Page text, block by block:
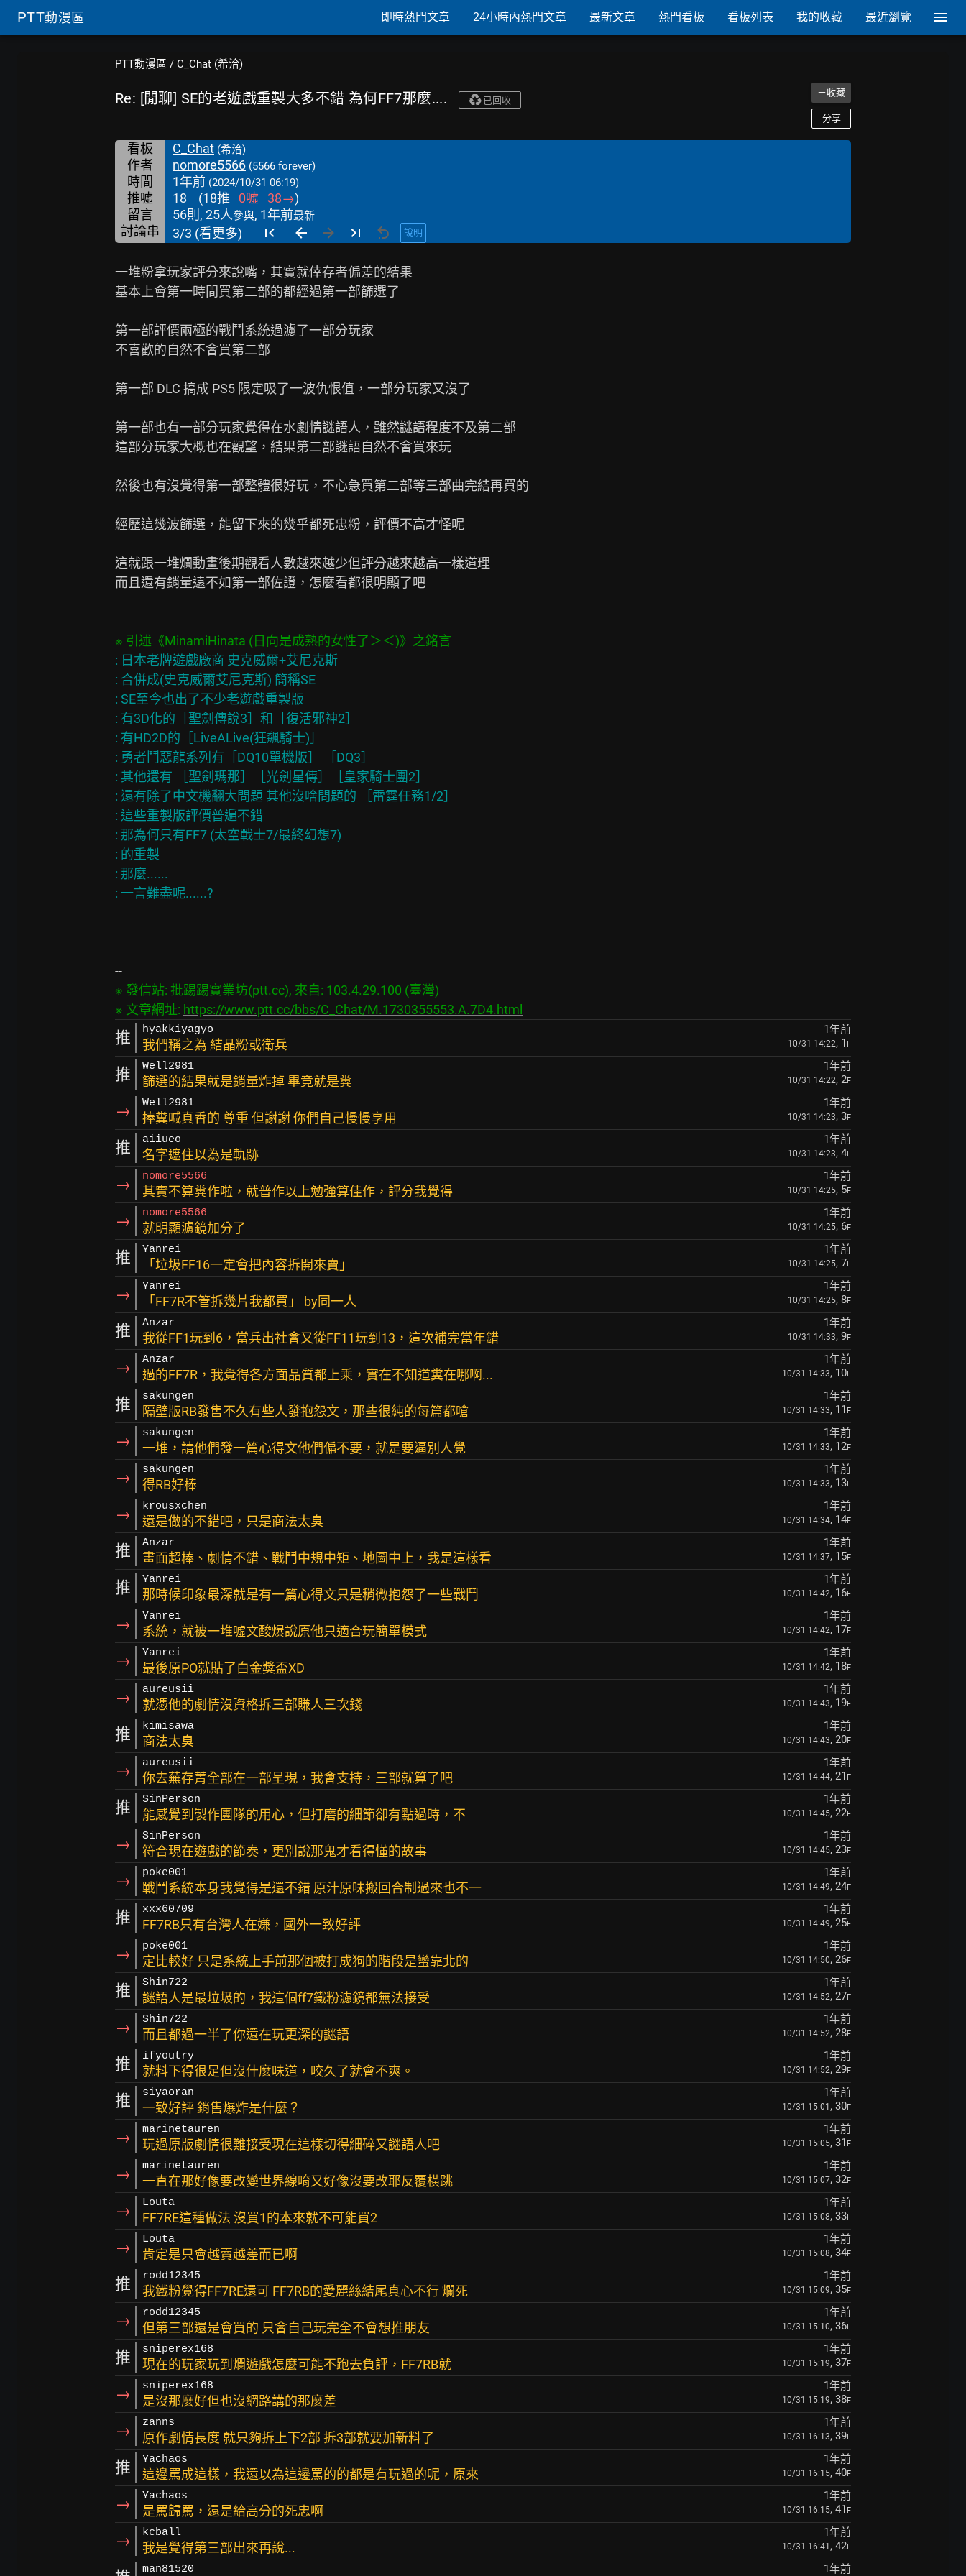
PTT動漫區 即時熱門文章 24小時內熱門文章 最新文章 熱門看板 看板列表 我的收藏 最近瀏覽
PTT動漫區 / C_Chat (希洽)
Re: [閒聊] SE的老遊戲重製大多不錯 為何FF7那麼.... 已回收
＋收藏
分享
看板 C_Chat (希洽)
作者 nomore5566 (5566 forever)
時間 1年前 (2024/10/31 06:19)
推噓 18 (18推 0噓 38→)
留言
56則, 25人參與, 1年前最新
討論串 3/3 (看更多) 說明
一堆粉拿玩家評分來說嘴，其實就倖存者偏差的結果
基本上會第一時間買第二部的都經過第一部篩選了
第一部評價兩極的戰鬥系統過濾了一部分玩家
不喜歡的自然不會買第二部
第一部 DLC 搞成 PS5 限定吸了一波仇恨值，一部分玩家又沒了
第一部也有一部分玩家覺得在水劇情謎語人，雖然謎語程度不及第二部
這部分玩家大概也在觀望，結果第二部謎語自然不會買來玩
然後也有沒覺得第一部整體很好玩，不心急買第二部等三部曲完結再買的
經歷這幾波篩選，能留下來的幾乎都死忠粉，評價不高才怪呢
這就跟一堆爛動畫後期觀看人數越來越少但評分越來越高一樣道理
而且還有銷量遠不如第一部佐證，怎麼看都很明顯了吧
: 日本老牌遊戲廠商 史克威爾+艾尼克斯
: 合併成(史克威爾艾尼克斯) 簡稱SE
: SE至今也出了不少老遊戲重製版
: 有3D化的［聖劍傳說3］和［復活邪神2］
: 有HD2D的［LiveALive(狂飆騎士)］
: 勇者鬥惡龍系列有［DQ10單機版］ ［DQ3］
: 其他還有 ［聖劍瑪那］［光劍星傳］［皇家騎士團2］
: 還有除了中文機翻大問題 其他沒啥問題的 ［雷霆任務1/2］
: 這些重製版評價普遍不錯
: 那為何只有FF7 (太空戰士7/最終幻想7)
: 的重製
: 那麼......
※ 發信站: 批踢踢實業坊(ptt.cc), 來自: 103.4.29.100 (臺灣)
※ 文章網址: https://www.ptt.cc/bbs/C_Chat/M.1730355553.A.7D4.html
推 hyakkiyagyo 1年前
我們稱之為 結晶粉或衛兵 10/31 14:22, 1 F
推 Well2981 1年前
篩選的結果就是銷量炸掉 畢竟就是糞 10/31 14:22, 2F
→ Well2981 1年前
捧糞喊真香的 尊重 但謝謝 你們自己慢慢享用 10/31 14:23, 3F
推 aiiueo 1年前
名字遮住以為是軌跡 10/31 14:23, 4F
→ nomore5566 1年前
其實不算糞作啦，就普作以上勉強算佳作，評分我覺得 10/31 14:25, 5F
→ nomore5566 1年前
就明顯濾鏡加分了 10/31 14:25, 6F
推 Yanrei 1年前
「垃圾FF16一定會把內容拆開來賣」 10/31 14:25, 7F
→ Yanrei 1年前
「FF7R不管拆幾片我都買」 by同一人 10/31 14:25, 8F
推 Anzar 1年前
我從FF1玩到6，當兵出社會又從FF11玩到13，這次補完當年錯 10/31 14:33, 9F
→ Anzar 1年前
過的FF7R，我覺得各方面品質都上乘，實在不知道糞在哪啊... 10/31 14:33, 10F
推 sakungen 1年前
隔壁版RB發售不久有些人發抱怨文，那些很純的每篇都嗆 10/31 14:33, 11 F
→ sakungen 1年前
一堆，請他們發一篇心得文他們偏不要，就是要逼別人覺 10/31 14:33, 12F
→ sakungen 1年前
得RB好棒 10/31 14:33, 13F
→ krousxchen 1年前
還是做的不錯吧，只是商法太臭 10/31 14:34, 14F
推 Anzar 1年前
畫面超棒、劇情不錯、戰鬥中規中矩、地圖中上，我是這樣看 10/31 14:37, 15F
推 Yanrei 1年前
那時候印象最深就是有一篇心得文只是稍微抱怨了一些戰鬥 10/31 14:42, 16F
→ Yanrei 1年前
系統，就被一堆噓文酸爆說原他只適合玩簡單模式 10/31 14:42, 17F
→ Yanrei 1年前
最後原PO就貼了白金獎盃XD 10/31 14:42, 18F
→ aureusii 1年前
就憑他的劇情沒資格拆三部賺人三次錢 10/31 14:43, 19F
推 kimisawa 1年前
商法太臭 10/31 14:43, 20F
→ aureusii 1年前
你去蕪存菁全部在一部呈現，我會支持，三部就算了吧 10/31 14:44, 21 F
推 SinPerson 1年前
能感覺到製作團隊的用心，但打磨的細節卻有點過時，不 10/31 14:45, 22F
→ SinPerson 1年前
符合現在遊戲的節奏，更別說那鬼才看得懂的故事 10/31 14:45, 23F
→ poke001 1年前
戰鬥系統本身我覺得是還不錯 原汁原味搬回合制過來也不一 10/31 14:49, 24F
推 xxx60709 1年前
FF7RB只有台灣人在嫌，國外一致好評 10/31 14:49, 25F
→ poke001 1年前
定比較好 只是系統上手前那個被打成狗的階段是蠻靠北的 10/31 14:50, 26F
推 Shin722 1年前
謎語人是最垃圾的，我這個ff7鐵粉濾鏡都無法接受 10/31 14:52, 27F
→ Shin722 1年前
而且都過一半了你還在玩更深的謎語 10/31 14:52, 28F
推 ifyoutry 1年前
就料下得很足但沒什麼味道，咬久了就會不爽。 10/31 14:52, 29F
推 siyaoran 1年前
一致好評 銷售爆炸是什麼？ 10/31 15:01 , 30F
→ marinetauren 1年前
玩過原版劇情很難接受現在這樣切得細碎又謎語人吧 10/31 15:05, 31 F
→ marinetauren 1年前
一直在那好像要改變世界線唷又好像沒要改耶反覆橫跳 10/31 15:07, 32F
→ Louta 1年前
FF7RE這種做法 沒買1的本來就不可能買2 10/31 15:08, 33F
→ Louta 1年前
肯定是只會越賣越差而已啊 10/31 15:08, 34F
推 rodd12345 1年前
我鐵粉覺得FF7RE還可 FF7RB的愛麗絲結尾真心不行 爛死 10/31 15:09, 35F
→ rodd12345 1年前
但第三部還是會買的 只會自己玩完全不會想推朋友 10/31 15:10, 36F
推 sniperex168 1年前
現在的玩家玩到爛遊戲怎麼可能不跑去負評，FF7RB就 10/31 15:19, 37F
→ sniperex168 1年前
是沒那麼好但也沒網路講的那麼差 10/31 15:19, 38F
→ zanns 1年前
原作劇情長度 就只夠拆上下2部 拆3部就要加新料了 10/31 16:13, 39F
推 Yachaos 1年前
這邊罵成這樣，我還以為這邊罵的的都是有玩過的呢，原來 10/31 16:15, 40F
→ Yachaos 1年前
是罵歸罵，還是給高分的死忠啊 10/31 16:15, 41 F
→ kcball 1年前
我是覺得第三部出來再說... 10/31 16:41 , 42F
man81520 1年前